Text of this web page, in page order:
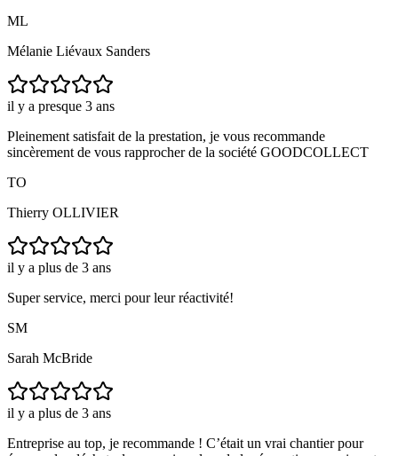
ML
Mélanie Liévaux Sanders
il y a presque 3 ans
Pleinement satisfait de la prestation, je vous recommande
sincèrement de vous rapprocher de la société GOODCOLLECT
TO
Thierry OLLIVIER
il y a plus de 3 ans
Super service, merci pour leur réactivité!
SM
Sarah McBride
il y a plus de 3 ans
Entreprise au top, je recommande ! C’était un vrai chantier pour